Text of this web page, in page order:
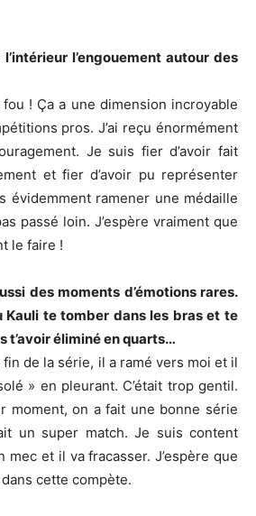
l’engouement autour des
fou ! Ça a une dimension incroyable
pros. J’ai reçu énormément
Je suis fier d’avoir fait
et fier d’avoir pu représenter
évidemment ramener une médaille
passé loin. J’espère vraiment que
le faire !
des moments d’émotions rares.
Kauli te tomber dans les bras et te
t’avoir éliminé en quarts…
fin de la série, il a ramé vers moi et il
» en pleurant. C’était trop gentil.
moment, on a fait une bonne série
un super match. Je suis content
mec et il va fracasser. J’espère que
cette compète.